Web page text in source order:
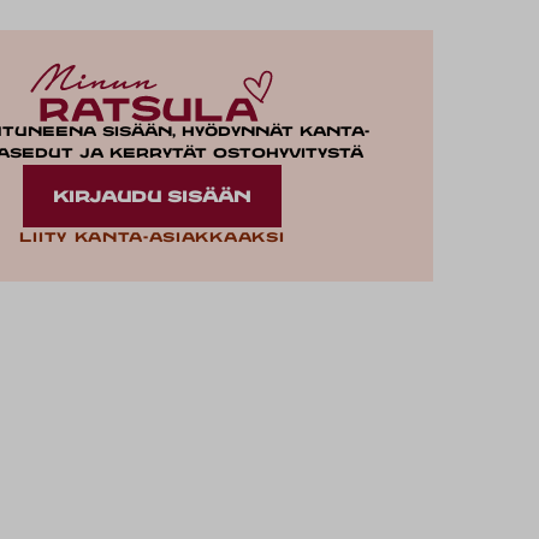
sisään, hyödynnät kanta-
ja kerrytät ostohyvitystä
KIRJAUDU SISÄÄN
Liity kanta-asiakkaaksi